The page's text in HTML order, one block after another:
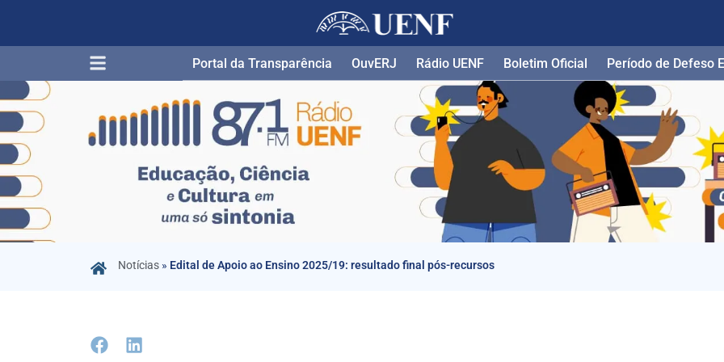
Portal da Transparência​ OuvERJ Rádio UENF Boletim Oficial Período de Defeso
Notícias » Edital de Apoio ao Ensino 2025/19: resultado final pós-recursos